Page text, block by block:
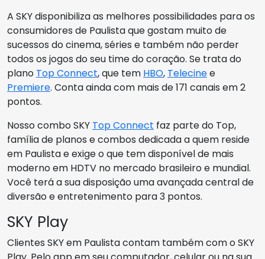
A SKY disponibiliza as melhores possibilidades para os
consumidores de Paulista que gostam muito de
sucessos do cinema, séries e também não perder
todos os jogos do seu time do coração. Se trata do
plano Top Connect, que tem HBO, Telecinee
Premiere. Conta ainda com mais de 171 canais em 2
pontos.
Nosso combo SKY Top Connect faz parte do Top,
família de planos e combos dedicada a quem reside
em Paulista e exige o que tem disponível de mais
moderno em HDTV no mercado brasileiro e mundial.
Você terá a sua disposição uma avançada central de
diversão e entretenimento para 3 pontos.
SKY Play
Clientes SKY em Paulista contam também com o SKY